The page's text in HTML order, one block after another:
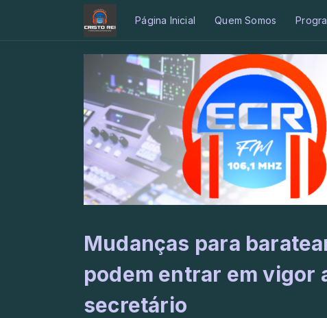
Página Inicial Quem Somos
Mudanças para
podem entrar em vigor
secretário